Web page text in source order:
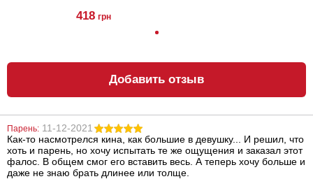
Массажное
масло клубника,
514 грн
Эротический
комбинезон
706 грн
мл
418 грн
Добавить отзыв
Парень: 11-12-2021
Как-то насмотрелся кина, как большие в девушку... И решил, что
хоть и парень, но хочу испытать те же ощущения и заказал этот
фалос. В общем смог его вставить весь. А теперь хочу больше и
даже не знаю брать длинее или толще.